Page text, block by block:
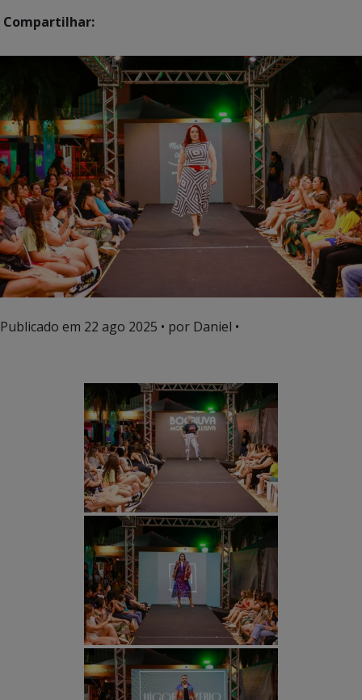
Compartilhar:
Publicado em 22 ago 2025 • por Daniel •